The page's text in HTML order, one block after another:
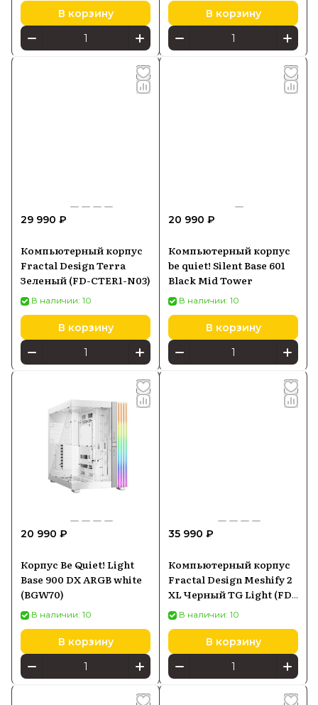
В корзину В корзину
29 990 ₽
Компьютерный корпус
Fractal Design Terra
Зеленый (FD-CTER1-N03)
В наличии: 10
В корзину
20 990 ₽
Компьютерный корпус
be quiet! Silent Base 601
Black Mid Tower
В наличии: 10
В корзину
20 990 ₽
Корпус Be Quiet! Light
Base 900 DX ARGB white
(BGW70)
В наличии: 10
В корзину
35 990 ₽
Компьютерный корпус
Fractal Design Meshify 2
XL Черный TG Light (FD-
CMES2-X02)
В наличии: 10
В корзину